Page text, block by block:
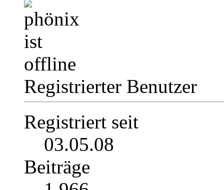
Registrierter Benutzer
Registriert seit
03.05.08
Beiträge